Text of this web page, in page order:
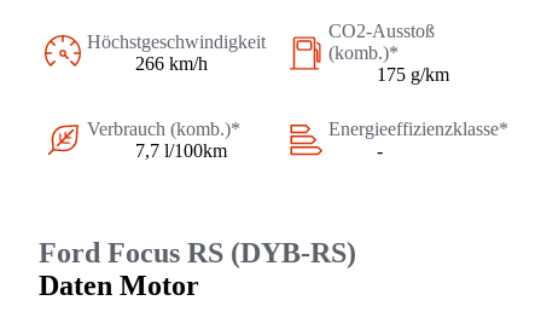
Höchstgeschwindigkeit
266 km/h
CO2-Ausstoß
(komb.)*
175 g/km
Verbrauch (komb.)*
7,7 l/100km
Energieeffizienzklasse*
-
Ford Focus RS (DYB-RS)
Daten Motor